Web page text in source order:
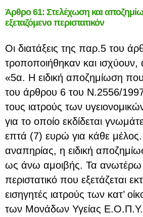
Άρθρο 61: Στελέχωση και
εξεταζόμενο περιστατικόν
Οι διατάξεις της παρ.5 του
τροποποιήθηκαν και ισχύουν,
«5α. Η ειδική αποζημίωση
του άρθρου 6 του Ν.2556/
τους ιατρούς των
για το οποίο εκδίδεται
επτά (7) ευρώ για κάθε μέλος.
αναπηρίας, η ειδική
ως άνω αμοιβής. Τα ανωτέρω
περιστατικό που εξετάζεται
εισηγητές ιατρούς των κατ’
των Μονάδων Υγείας